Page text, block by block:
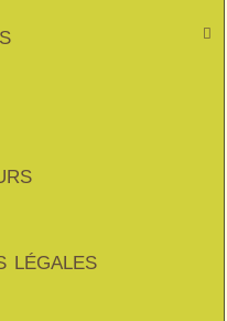

légales